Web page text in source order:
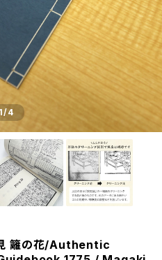
1/4
籬の花/Authentic